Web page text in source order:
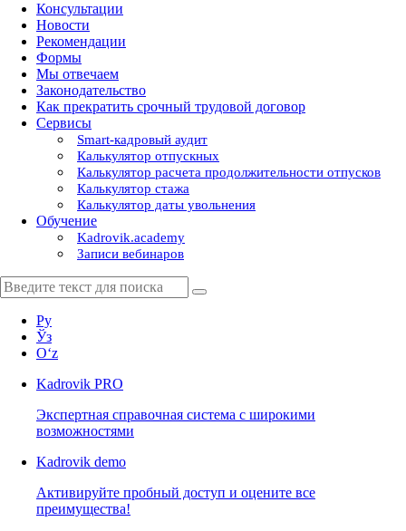
Консультации
Новости
Рекомендации
Формы
Мы отвечаем
Законодательство
Как прекратить срочный трудовой договор
Сервисы
Smart-кадровый аудит
Калькулятор отпускных
Калькулятор расчета продолжительности отпусков
Калькулятор стажа
Калькулятор даты увольнения
Обучение
Kadrovik.academy
Записи вебинаров
Ру
Ўз
Oʻz
Kadrovik PRO
Экспертная справочная система с широкими
возможностями
Kadrovik demo
Активируйте пробный доступ и оцените все
преимущества!